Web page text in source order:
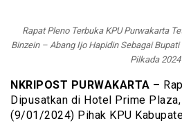
Rapat Pleno Terbuka KPU Purwakarta
Binzein – Abang Ijo Hapidin Sebagai
Pilkada 2024
NKRIPOST PURWAKARTA –
Dipusatkan di Hotel Prime
(9/01/2024) Pihak KPU